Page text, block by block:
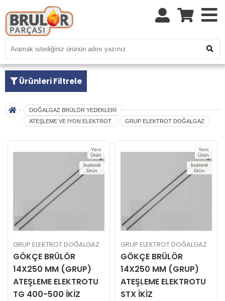
Ürünleri Filtrele
DOĞALGAZ BRÜLÖR YEDEKLERİ
ATEŞLEME VE İYON ELEKTROT
GRUP ELEKTROT DOĞALGAZ
Yeni
Ürün
İndirimli
Ürün
GRUP ELEKTROT DOĞALGAZ
GÖKÇE BRÜLÖR
14X250 MM (GRUP)
ATEŞLEME ELEKTROTU
TG 400-500 İKİZ
Yeni
Ürün
İndirimli
Ürün
GRUP ELEKTROT DOĞALGAZ
GÖKÇE BRÜLÖR
14X250 MM (GRUP)
ATEŞLEME ELEKTROTU
STX İKİZ